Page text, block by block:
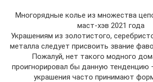
Многорядные колье из множества
маст-хэв 2021 года
Украшениям из золотистого,
металла следует присвоить звание
Пожалуй, нет такого модного
проигнорировал бы данную тенденцию
украшения часто принимают